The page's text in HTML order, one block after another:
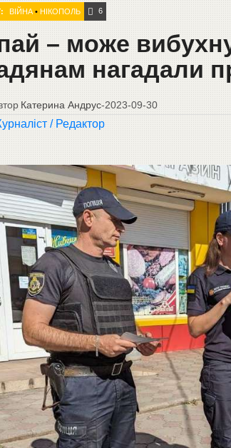
ВІЙНА• НІКОПОЛЬ 6
– може
нагадали
Катерина Андрус-2023-09-30
/ Редактор